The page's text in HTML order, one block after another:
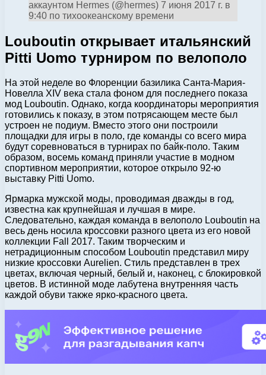
аккаунтом Hermes (@hermes) 7 июня 2017 г. в
9:40 по тихоокеанскому времени
Louboutin открывает итальянский
Pitti Uomo турниром по велополо
На этой неделе во Флоренции базилика Санта-Мария-
Новелла XIV века стала фоном для последнего показа
мод Louboutin. Однако, когда координаторы мероприятия
готовились к показу, в этом потрясающем месте был
устроен не подиум. Вместо этого они построили
площадки для игры в поло, где команды со всего мира
будут соревноваться в турнирах по байк-поло. Таким
образом, восемь команд приняли участие в модном
спортивном мероприятии, которое открыло 92-ю
выставку Pitti Uomo.
Ярмарка мужской моды, проводимая дважды в год,
известна как крупнейшая и лучшая в мире.
Следовательно, каждая команда в велополо Louboutin на
весь день носила кроссовки разного цвета из его новой
коллекции Fall 2017. Таким творческим и
нетрадиционным способом Louboutin представил миру
низкие кроссовки Aurelien. Стиль представлен в трех
цветах, включая черный, белый и, наконец, с блокировкой
цветов. В истинной моде лабутена внутренняя часть
каждой обуви также ярко-красного цвета.